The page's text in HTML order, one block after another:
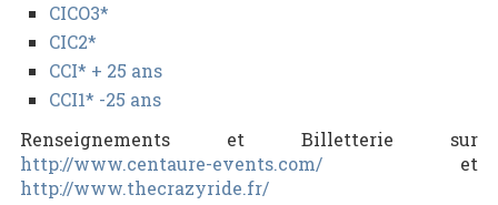
CICO3*
CIC2*
CCI* + 25 ans
CCI1* -25 ans
Renseignements et Billetterie sur
http://www.centaure-events.com/et
http://www.thecrazyride.fr/